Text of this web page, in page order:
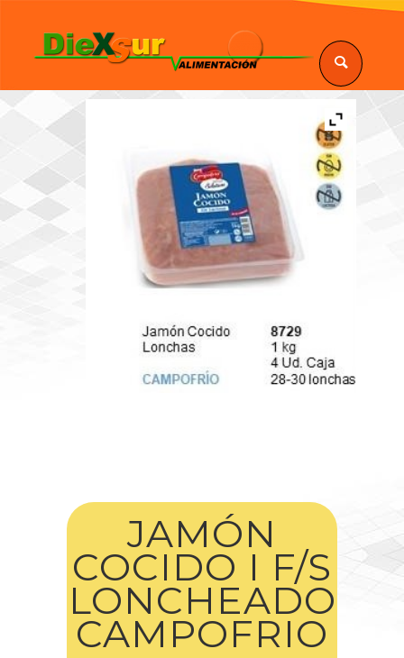
JAMÓN
COCIDO I F/S
LONCHEADO
CAMPOFRIO